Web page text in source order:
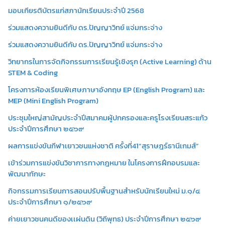
มอบเกียรติบัตรแก่สภานักเรียนประจำปี 2568
ร่วมแสดงความยินดีกับ ดร.ปัญญาวิทย์ แจ่มกระจ่าง
ร่วมแสดงความยินดีกับ ดร.ปัญญาวิทย์ แจ่มกระจ่าง
วิทยากรในการจัดกิจกรรมการเรียนรู้เชิงรุก (Active Learning) ด้าน
STEM & Coding
โครงการห้องเรียนพิเศษภาษาอังกฤษ EP (English Program) และ
MEP (Mini English Program)
ประชุมใหญ่สามัญประจำปีสมาคมผู้ปกครองและครูโรงเรียนสระแก้ว
ประจำปีการศึกษา ๒๕๖๙
ผลการแข่งขันกีฬาเยาวชนแห่งชาติ ครั้งที่41“สุราษฎร์ธานีเกมส์”
เข้าร่วมการแข่งขันวิชาการทางกฎหมาย ในโครงการฝึกอบรมและ
พัฒนาทักษะ
กิจกรรมการเรียนการสอนปรับพื้นฐานสำหรับนักเรียนใหม่ ม.๑/๔
ประจำปีการศึกษา ๑/๒๕๖๙
ค่ายเยาวชนคนดีของเเผ่นดิน (วิถีพุทธ) ประจำปีการศึกษา ๒๕๖๙